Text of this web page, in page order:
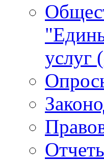
услуг